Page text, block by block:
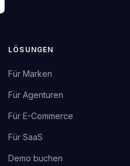
LÖSUNGEN
Für Marken
Für Agenturen
Für E-Commerce
Für SaaS
Demo buchen